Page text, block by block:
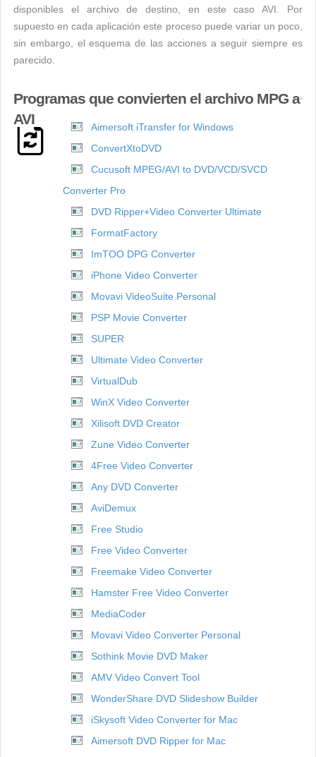
disponibles el archivo de destino, en este caso AVI. Por
supuesto en cada aplicación este proceso puede variar un poco,
sin embargo, el esquema de las acciones a seguir siempre es
parecido.
Programas que convierten el archivo MPG a
AVI
Aimersoft iTransfer for Windows
ConvertXtoDVD
Cucusoft MPEG/AVI to DVD/VCD/SVCD
Converter Pro
DVD Ripper+Video Converter Ultimate
FormatFactory
ImTOO DPG Converter
iPhone Video Converter
Movavi VideoSuite Personal
PSP Movie Converter
SUPER
Ultimate Video Converter
VirtualDub
WinX Video Converter
Xilisoft DVD Creator
Zune Video Converter
4Free Video Converter
Any DVD Converter
AviDemux
Free Studio
Free Video Converter
Freemake Video Converter
Hamster Free Video Converter
MediaCoder
Movavi Video Converter Personal
Sothink Movie DVD Maker
AMV Video Convert Tool
WonderShare DVD Slideshow Builder
iSkysoft Video Converter for Mac
Aimersoft DVD Ripper for Mac